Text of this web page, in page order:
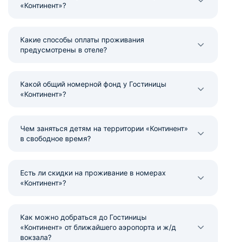
«Континент»?
Какие способы оплаты проживания
предусмотрены в отеле?
Какой общий номерной фонд у Гостиницы
«Континент»?
Чем заняться детям на территории «Континент»
в свободное время?
Есть ли скидки на проживание в номерах
«Континент»?
Как можно добраться до Гостиницы
«Континент» от ближайшего аэропорта и ж/д
вокзала?